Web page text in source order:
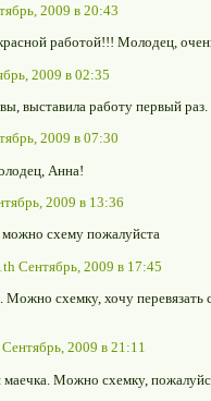
2009 в 20:43
работой!!! Молодец,
2009 в 02:35
выставила работу первый раз.
2009 в 07:30
Анна!
2009 в 13:36
можно схему пожалуйста
Сентябрь, 2009 в 17:45
схемку, хочу перевязать
2009 в 21:11
Можно схемку,